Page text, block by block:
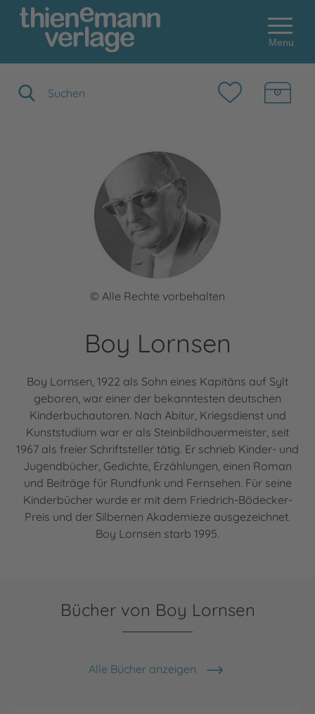
Menu
© Alle Rechte vorbehalten
Boy Lornsen
Boy Lornsen, 1922 als Sohn eines Kapitäns auf Sylt
geboren, war einer der bekanntesten deutschen
Kinderbuchautoren. Nach Abitur, Kriegsdienst und
Kunststudium war er als Steinbildhauermeister, seit
1967 als freier Schriftsteller tätig. Er schrieb Kinder- und
Jugendbücher, Gedichte, Erzählungen, einen Roman
und Beiträge für Rundfunk und Fernsehen. Für seine
Kinderbücher wurde er mit dem Friedrich-Bödecker-
Preis und der Silbernen Akademieze ausgezeichnet.
Boy Lornsen starb 1995.
Bücher von Boy Lornsen
Alle Bücher anzeigen